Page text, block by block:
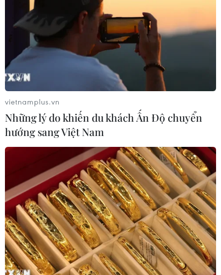
vietnamplus.vn
Những lý do khiến du khách Ấn Độ chuyển
hướng sang Việt Nam